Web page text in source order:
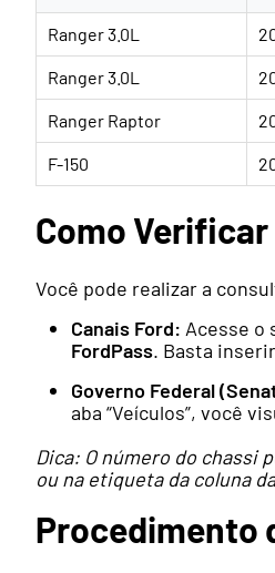
Ranger 3.0L
Ranger 3.0L
Ranger Raptor
F-150
Como
Você pode realizar a
Canais Ford: Acesse o
FordPass. Basta
Governo Federal
aba “Veículos”, você
Dica: O número do chassi
ou na etiqueta da coluna
Procedimento